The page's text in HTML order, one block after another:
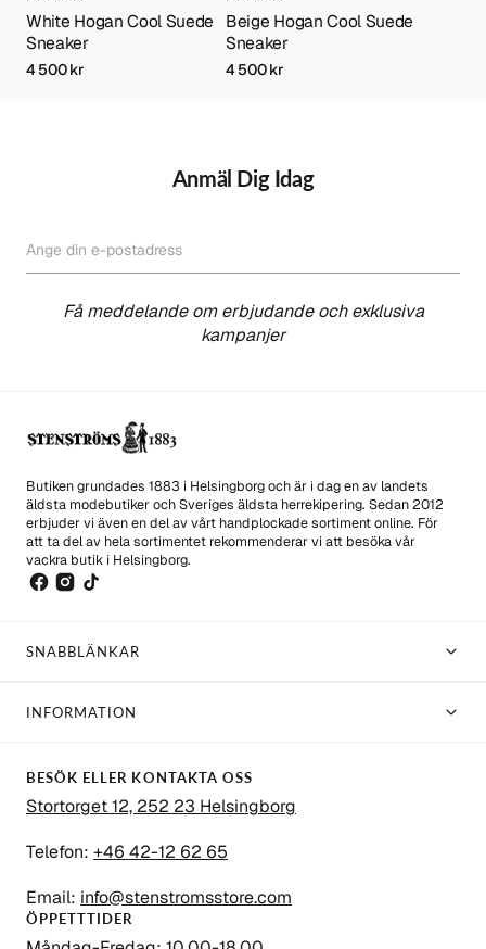
White Hogan Cool Suede
Sneaker
Regular
4 500 kr
Beige Hogan Cool Suede
Sneaker
Regular
4 500 kr
Anmäl Dig Idag
Ange din e-postadress
Få meddelande om erbjudande och exklusiva
kampanjer
Butiken grundades 1883 i Helsingborg och är i dag en av landets
äldsta modebutiker och Sveriges äldsta herrekipering. Sedan 2012
erbjuder vi även en del av vårt handplockade sortiment online. För
att ta del av hela sortimentet rekommenderar vi att besöka vår
vackra butik i Helsingborg.
SNABBLÄNKAR
INFORMATION
BESÖK ELLER KONTAKTA OSS
Stortorget 12, 252 23 Helsingborg
Telefon: +46 42-12 62 65
Email: info@stenstromsstore.com
ÖPPETTTIDER